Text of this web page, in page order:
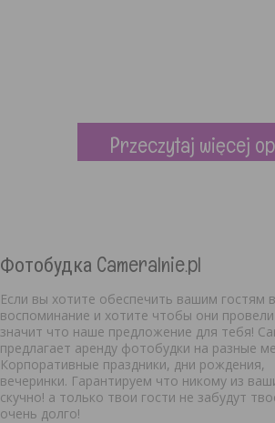
Przeczytaj więcej
Фотобудка Cameralnie.pl
Если вы хотите обеспечить вашим гостям
воспоминание и хотите чтобы они
значит что наше предложение для тебя!
предлагает аренду фотобудки на разные
Корпоративные праздники, дни рождения,
вечеринки. Гарантируем что никому из
скучно! а только твои гости не забудут
очень долго!